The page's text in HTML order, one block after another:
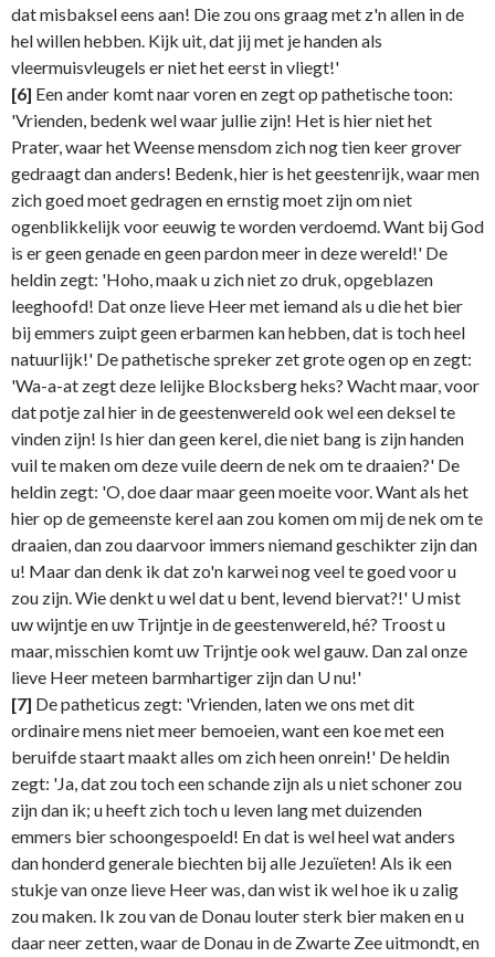
dat misbaksel eens aan! Die zou ons graag met z'n allen in de
hel willen hebben. Kijk uit, dat jij met je handen als
vleermuisvleugels er niet het eerst in vliegt!'
[6] Een ander komt naar voren en zegt op pathetische toon:
'Vrienden, bedenk wel waar jullie zijn! Het is hier niet het
Prater, waar het Weense mensdom zich nog tien keer grover
gedraagt dan anders! Bedenk, hier is het geestenrijk, waar men
zich goed moet gedragen en ernstig moet zijn om niet
ogenblikkelijk voor eeuwig te worden verdoemd. Want bij God
is er geen genade en geen pardon meer in deze wereld!' De
heldin zegt: 'Hoho, maak u zich niet zo druk, opgeblazen
leeghoofd! Dat onze lieve Heer met iemand als u die het bier
bij emmers zuipt geen erbarmen kan hebben, dat is toch heel
natuurlijk!' De pathetische spreker zet grote ogen op en zegt:
'Wa-a-at zegt deze lelijke Blocksberg heks? Wacht maar, voor
dat potje zal hier in de geestenwereld ook wel een deksel te
vinden zijn! Is hier dan geen kerel, die niet bang is zijn handen
vuil te maken om deze vuile deern de nek om te draaien?' De
heldin zegt: 'O, doe daar maar geen moeite voor. Want als het
hier op de gemeenste kerel aan zou komen om mij de nek om te
draaien, dan zou daarvoor immers niemand geschikter zijn dan
u! Maar dan denk ik dat zo'n karwei nog veel te goed voor u
zou zijn. Wie denkt u wel dat u bent, levend biervat?!' U mist
uw wijntje en uw Trijntje in de geestenwereld, hé? Troost u
maar, misschien komt uw Trijntje ook wel gauw. Dan zal onze
lieve Heer meteen barmhartiger zijn dan U nu!'
[7] De patheticus zegt: 'Vrienden, laten we ons met dit
ordinaire mens niet meer bemoeien, want een koe met een
beruifde staart maakt alles om zich heen onrein!' De heldin
zegt: 'Ja, dat zou toch een schande zijn als u niet schoner zou
zijn dan ik; u heeft zich toch u leven lang met duizenden
emmers bier schoongespoeld! En dat is wel heel wat anders
dan honderd generale biechten bij alle Jezuïeten! Als ik een
stukje van onze lieve Heer was, dan wist ik wel hoe ik u zalig
zou maken. Ik zou van de Donau louter sterk bier maken en u
daar neer zetten, waar de Donau in de Zwarte Zee uitmondt, en